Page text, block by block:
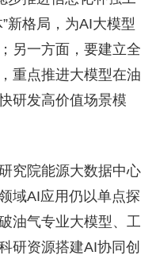
新格局，为AI大模型
另一方面，要建立全
重点推进大模型在油
研发高价值场景模
究院能源大数据中心
域AI应用仍以单点探
油气专业大模型、工
研资源搭建AI协同创